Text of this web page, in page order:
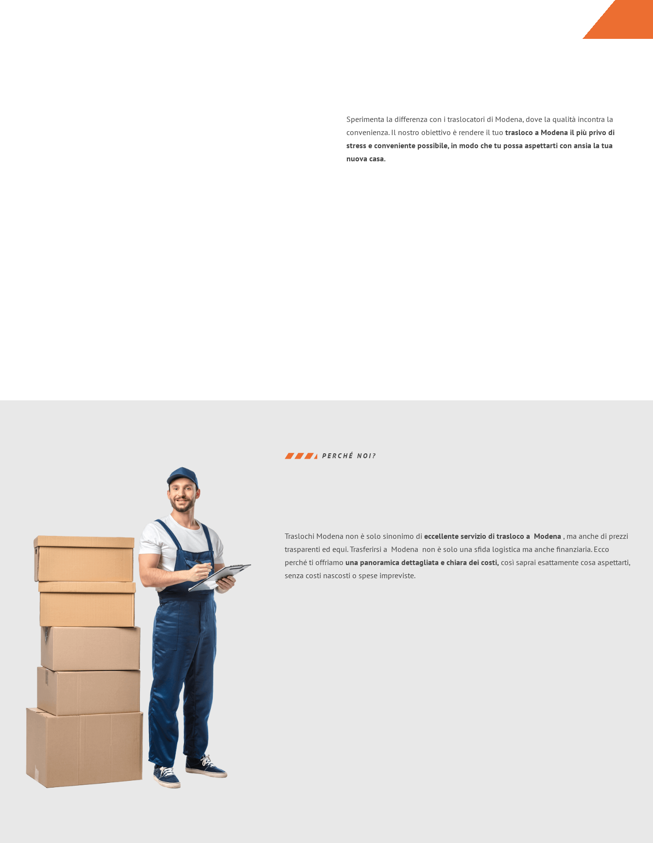
Sperimenta la differenza con i traslocatori di Modena, dove la qualità incontra la
convenienza. Il nostro obiettivo è rendere il tuo trasloco a Modena il più privo di
stress e conveniente possibile, in modo che tu possa aspettarti con ansia la tua
nuova casa.
PERCHÉ NOI?
Traslochi Modena non è solo sinonimo di eccellente servizio di trasloco a Modena , ma anche di prezzi
trasparenti ed equi. Trasferirsi a Modena non è solo una sfida logistica ma anche finanziaria. Ecco
perché ti offriamo una panoramica dettagliata e chiara dei costi, così saprai esattamente cosa aspettarti,
senza costi nascosti o spese impreviste.